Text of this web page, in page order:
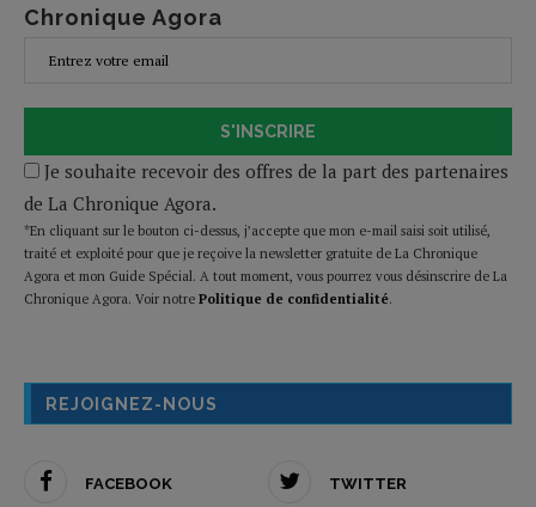
Chronique Agora
S'INSCRIRE
Je souhaite recevoir des offres de la part des partenaires
de La Chronique Agora.
*En cliquant sur le bouton ci-dessus, j’accepte que mon e-mail saisi soit utilisé,
traité et exploité pour que je reçoive la newsletter gratuite de La Chronique
Agora et mon Guide Spécial. A tout moment, vous pourrez vous désinscrire de La
Chronique Agora. Voir notre Politique de confidentialité.
REJOIGNEZ-NOUS
FACEBOOK TWITTER